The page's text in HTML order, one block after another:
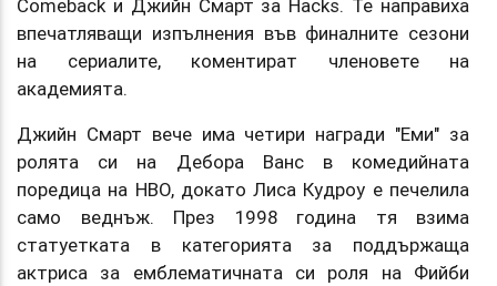
Comeback и Джийн Смарт за Hacks. Те направиха
впечатляващи изпълнения във финалните сезони
на сериалите, коментират членовете на
академията.
Джийн Смарт вече има четири награди "Еми" за
ролята си на Дебора Ванс в комедийната
поредица на HBO, докато Лиса Кудроу е печелила
само веднъж. През 1998 година тя взима
статуетката в категорията за поддържаща
актриса за емблематичната си роля на Фийби